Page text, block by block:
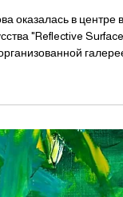
2 мин. чтения